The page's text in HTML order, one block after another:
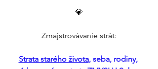
💎
Zmajstrovávanie strát:
Strata starého života, seba, rodiny,